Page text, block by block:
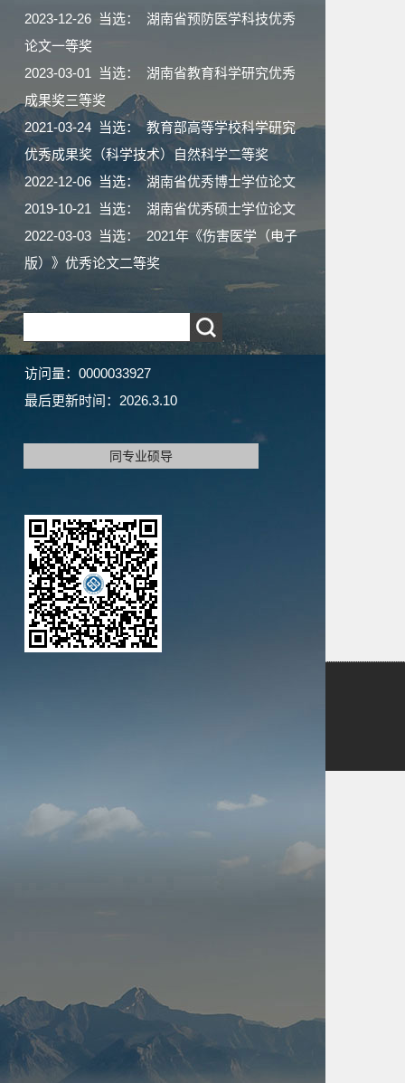
2023-12-26 当选： 湖南省预防医学科技优秀
论文一等奖
2023-03-01 当选： 湖南省教育科学研究优秀
成果奖三等奖
2021-03-24 当选： 教育部高等学校科学研究
优秀成果奖（科学技术）自然科学二等奖
2022-12-06 当选： 湖南省优秀博士学位论文
2019-10-21 当选： 湖南省优秀硕士学位论文
2022-03-03 当选： 2021年《伤害医学（电子
版）》优秀论文二等奖
访问量： 0000033927
最后更新时间： 2026.3.10
同专业硕导